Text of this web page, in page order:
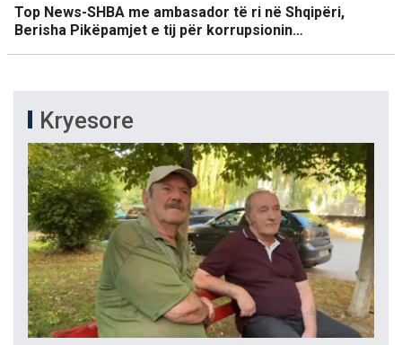
Top News-SHBA me ambasador të ri në Shqipëri,
Berisha Pikëpamjet e tij për korrupsionin…
Kryesore